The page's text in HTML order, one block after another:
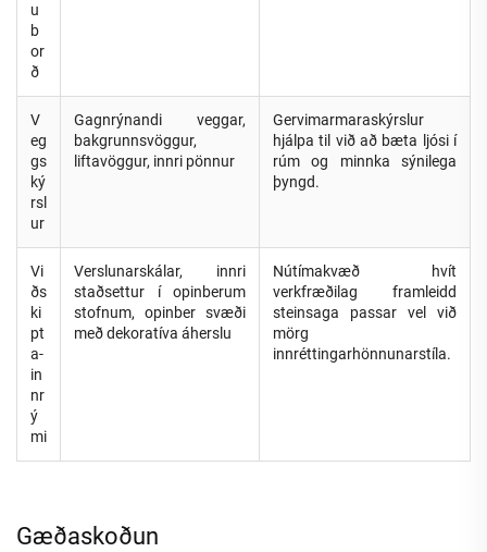
u
b
or
ð
V
eg
gs
ký
rsl
ur
Gagnrýnandi veggar,
bakgrunnsvöggur,
liftavöggur, innri pönnur
Gervimarmaraskýrslur
hjálpa til við að bæta ljósi í
rúm og minnka sýnilega
þyngd.
Vi
ðs
ki
pt
a-
in
nr
ý
mi
Verslunarskálar, innri
staðsettur í opinberum
stofnum, opinber svæði
með dekoratíva áherslu
Nútímakvæð hvít
verkfræðilag framleidd
steinsaga passar vel við
mörg
innréttingarhönnunarstíla.
Gæðaskoðun